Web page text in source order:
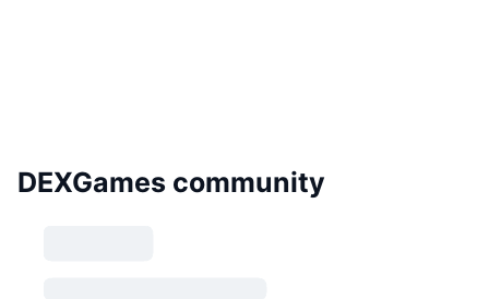
DEXGames community